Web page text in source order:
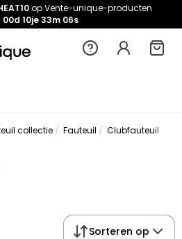
op Vente-unique-producten
00d 10je 33m 06s
collectie Fauteuil Clubfauteuil
Sorteren op